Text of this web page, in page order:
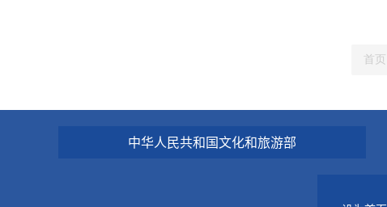
首页
中华人民共和国文化和旅游部